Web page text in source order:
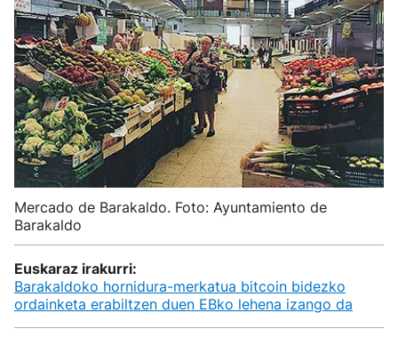
Mercado de Barakaldo. Foto: Ayuntamiento de
Barakaldo
Euskaraz irakurri:
Barakaldoko hornidura-merkatua bitcoin bidezko
ordainketa erabiltzen duen EBko lehena izango da